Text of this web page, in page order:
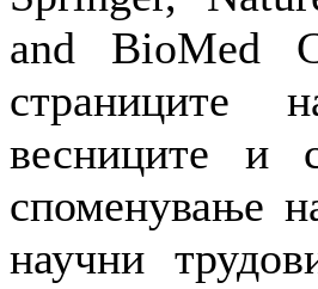
and BioMed
страниците
весниците и
споменување
научни